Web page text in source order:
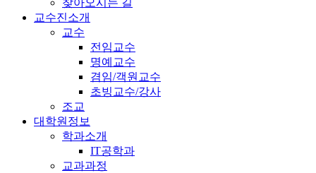
교수진소개
교수
전임교수
명예교수
겸임/객원교수
초빙교수/강사
조교
대학원정보
학과소개
IT공학과
교과과정